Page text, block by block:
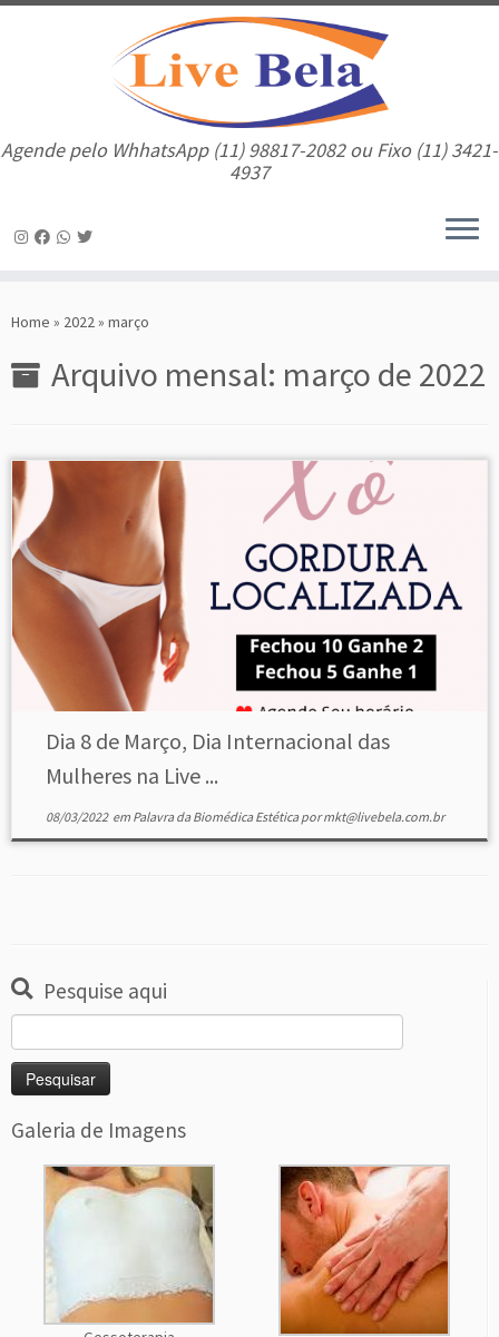
to
Agende pelo WhhatsApp (11) 98817-2082 ou Fixo (11) 3421-
4937
Home » 2022» março
Arquivo mensal: março de 2022
Dia 8 de Março, Dia Internacional das
Mulheres na Live ...
08/03/2022em Palavra da Biomédica Estéticapormkt@livebela.com.br
Pesquise aqui
por:
Galeria de Imagens